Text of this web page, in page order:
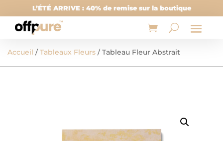
L’ÉTÉ ARRIVE : 40% de remise sur la boutique
Accueil /Tableaux Fleurs / Tableau Fleur Abstrait